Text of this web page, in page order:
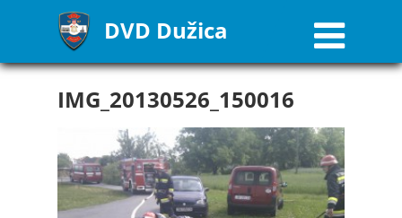
DVD Dužica
IMG_20130526_150016